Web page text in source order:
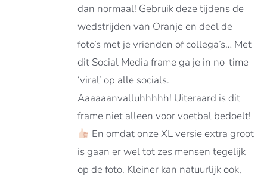
dan normaal! Gebruik deze tijdens de
wedstrijden van Oranje en deel de
foto’s met je vrienden of collega’s… Met
dit Social Media frame ga je in no-time
‘viral’ op alle socials.
Aaaaaanvalluhhhhh! Uiteraard is dit
frame niet alleen voor voetbal bedoelt!
En omdat onze XL versie extra groot
is gaan er wel tot zes mensen tegelijk
op de foto. Kleiner kan natuurlijk ook,